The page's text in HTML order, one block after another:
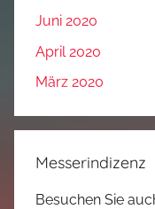
Juni 2020
April 2020
März 2020
Messerindizenz
Besuchen Sie